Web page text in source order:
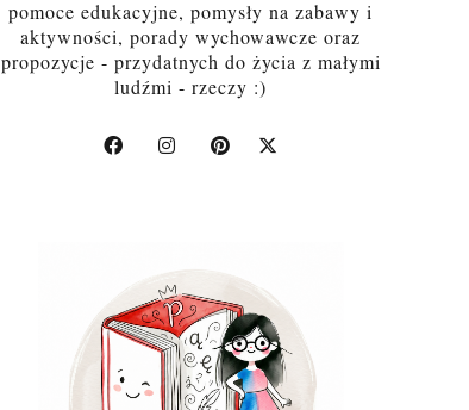
pomoce edukacyjne, pomysły na zabawy i
aktywności, porady wychowawcze oraz
propozycje - przydatnych do życia z małymi
ludźmi - rzeczy :)